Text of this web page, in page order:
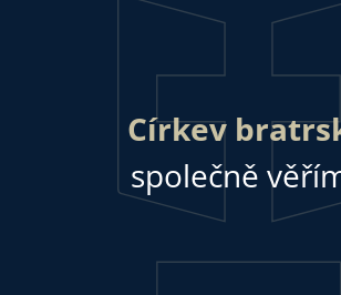
Církev
společně